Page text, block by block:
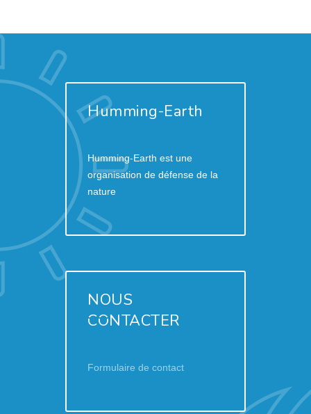
Humming-Earth
Humming-Earth est une
organisation de défense de la
nature
NOUS
CONTACTER
Formulaire de contact